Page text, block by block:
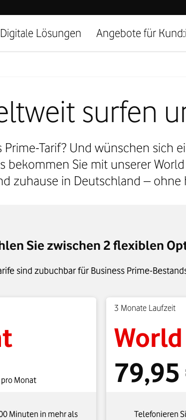
Digitale Lösungen Angebote für
surfen
Tarif? Und wünschen sich
bekommen Sie mit unserer
zuhause in Deutschland –
Sie zwischen 2 flexiblen
sind zubuchbar für Business Prime-
Monat
Minuten in mehr als
3 Monate Laufzeit
79,95
Telefonieren